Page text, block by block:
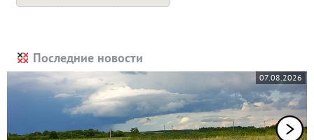
Последние новости
07.08.2026